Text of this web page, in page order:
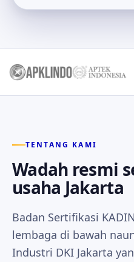
TENTANG KAMI
Wadah resmi
usaha Jakarta
Badan Sertifikasi
lembaga di bawah
Industri DKI Jakarta